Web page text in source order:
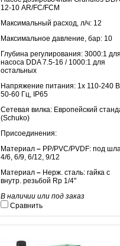
12-10 AR/FC/FCM
Максимальный расход, л/ч: 12
Максимальное давление, бар: 10
Глубина регулирования: 3000:1
насоса DDA 7.5-16 / 1000:1 для
остальных
Напряжение питания: 1х 110-240 В
50-60 Гц, IP65
Сетевая вилка: Европейский
(Schuko)
Присоединения:
Материал – PP/PVC/PVDF: под
4/6, 6/9, 6/12, 9/12
Материал – Нерж. сталь: гайка с
внутр. резьбой Rp 1/4"
В наличии или под заказ
Сравнить